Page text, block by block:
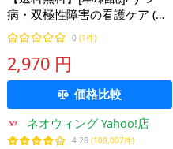
病・双極性障害の看護ケア (精
神科ナースのアセスメント
&amp;プランニングbooks)/高
橋良斉/編集 中庭良枝/編集 米
山奈奈子/編集
0 (1件)
2,970 円
価格比較
ネオウィング Yahoo!店
4.28 (109,007件)